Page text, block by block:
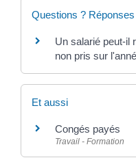
Questions ? Réponses
Un salarié peut-il
non pris sur
Et aussi
Congés payés
Travail - Formation